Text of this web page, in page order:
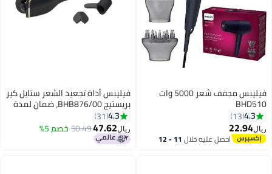
فيليبس مجفف شعر 5000 وات
BHD510
4.3
13
ريال22.94
احصل عليه خلال 11 - 12
فيليبس أداة تجعيد الشعر ستايل كير
بريستيج BHB876/00، ضمان لمدة
عامين، أسود 11.68*35.56*14.99
سم أسود 11.68*35.56*14.99سم
4.3
31
ريال47.62
50.49خصم 5%